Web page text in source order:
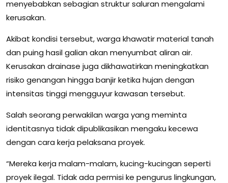
menyebabkan sebagian struktur saluran mengalami
kerusakan.
Akibat kondisi tersebut, warga khawatir material tanah
dan puing hasil galian akan menyumbat aliran air.
Kerusakan drainase juga dikhawatirkan meningkatkan
risiko genangan hingga banjir ketika hujan dengan
intensitas tinggi mengguyur kawasan tersebut.
Salah seorang perwakilan warga yang meminta
identitasnya tidak dipublikasikan mengaku kecewa
dengan cara kerja pelaksana proyek.
“Mereka kerja malam-malam, kucing-kucingan seperti
proyek ilegal. Tidak ada permisi ke pengurus lingkungan,